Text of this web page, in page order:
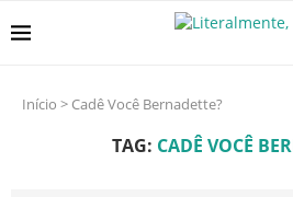
Início > Cadê Você Bernadette?
TAG: CADÊ VOCÊ